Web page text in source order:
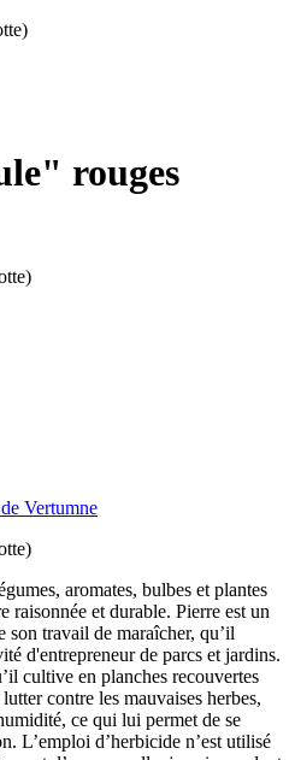
rouges
Vertumne
aromates, bulbes et plantes
raisonnée et durable. Pierre est un
son travail de maraîcher, qu’il
d'entrepreneur de parcs et jardins.
cultive en planches recouvertes
contre les mauvaises herbes,
ce qui lui permet de se
L’emploi d’herbicide n’est utilisé